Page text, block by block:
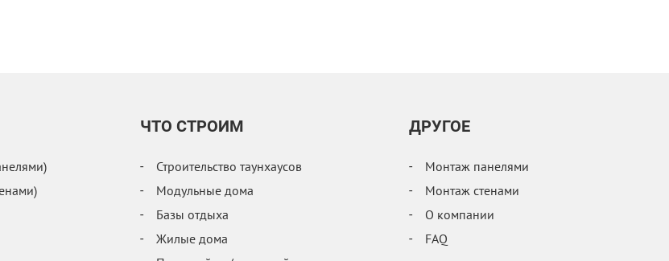
ЧТО СТРОИМ
Строительство таунхаусов
Модульные дома
Базы отдыха
Жилые дома
ДРУГОЕ
Монтаж панелями
Монтаж стенами
О компании
FAQ